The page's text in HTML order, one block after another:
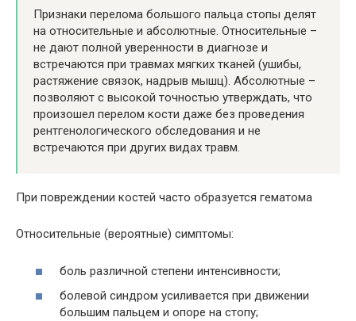
Признаки перелома большого пальца стопы делят
на относительные и абсолютные. Относительные –
не дают полной уверенности в диагнозе и
встречаются при травмах мягких тканей (ушибы,
растяжение связок, надрыв мышц). Абсолютные –
позволяют с высокой точностью утверждать, что
произошел перелом кости даже без проведения
рентгенологического обследования и не
встречаются при других видах травм.
При повреждении костей часто образуется гематома
Относительные (вероятные) симптомы:
боль различной степени интенсивности;
болевой синдром усиливается при движении
большим пальцем и опоре на стопу;